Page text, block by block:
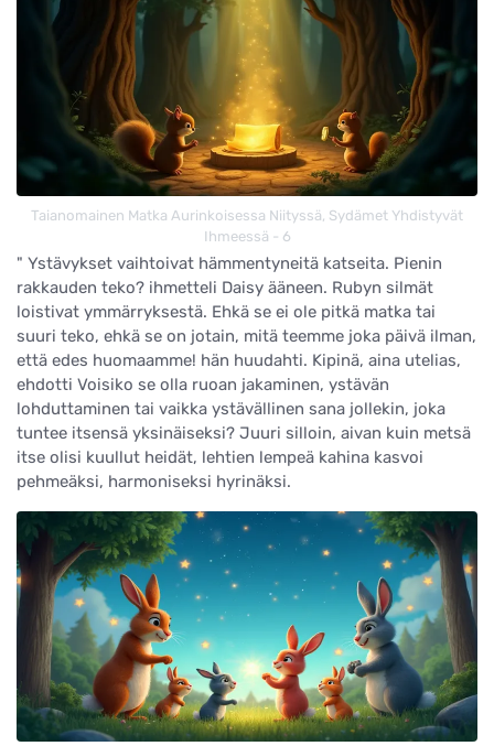
Taianomainen Matka Aurinkoisessa Niityssä, Sydämet Yhdistyvät
Ihmeessä - 6
" Ystävykset vaihtoivat hämmentyneitä katseita. Pienin
rakkauden teko? ihmetteli Daisy ääneen. Rubyn silmät
loistivat ymmärryksestä. Ehkä se ei ole pitkä matka tai
suuri teko, ehkä se on jotain, mitä teemme joka päivä ilman,
että edes huomaamme! hän huudahti. Kipinä, aina utelias,
ehdotti Voisiko se olla ruoan jakaminen, ystävän
lohduttaminen tai vaikka ystävällinen sana jollekin, joka
tuntee itsensä yksinäiseksi? Juuri silloin, aivan kuin metsä
itse olisi kuullut heidät, lehtien lempeä kahina kasvoi
pehmeäksi, harmoniseksi hyrinäksi.